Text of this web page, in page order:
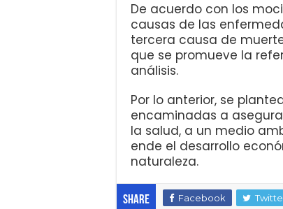
De acuerdo con los
causas de las
tercera causa de
que se promueve la
análisis.
Por lo anterior, se
encaminadas a
la salud, a un medio
ende el desarrollo
naturaleza.
Share Facebook